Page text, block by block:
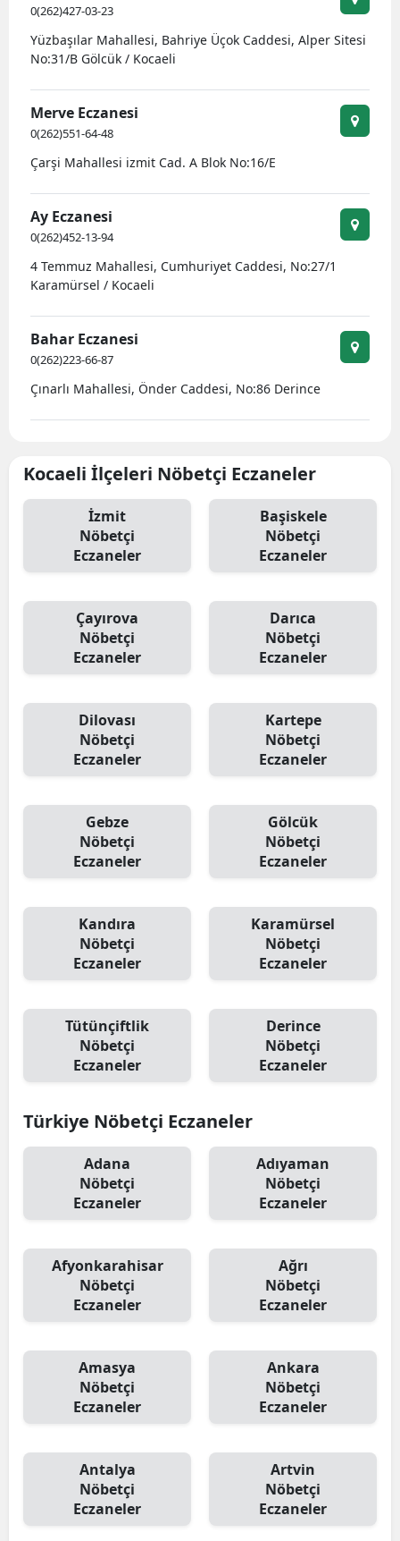
0(262)427-03-23
Yüzbaşılar Mahallesi, Bahriye Üçok Caddesi, Alper Sitesi
No:31/B Gölcük / Kocaeli
Merve Eczanesi
0(262)551-64-48
Çarşi Mahallesi izmit Cad. A Blok No:16/E
Ay Eczanesi
0(262)452-13-94
4 Temmuz Mahallesi, Cumhuriyet Caddesi, No:27/1
Karamürsel / Kocaeli
Bahar Eczanesi
0(262)223-66-87
Çınarlı Mahallesi, Önder Caddesi, No:86 Derince
Kocaeli İlçeleri Nöbetçi Eczaneler
İzmit
Nöbetçi
Eczaneler
Başiskele
Nöbetçi
Eczaneler
Çayırova
Nöbetçi
Eczaneler
Darıca
Nöbetçi
Eczaneler
Dilovası
Nöbetçi
Eczaneler
Kartepe
Nöbetçi
Eczaneler
Gebze
Nöbetçi
Eczaneler
Gölcük
Nöbetçi
Eczaneler
Kandıra
Nöbetçi
Eczaneler
Karamürsel
Nöbetçi
Eczaneler
Tütünçiftlik
Nöbetçi
Eczaneler
Derince
Nöbetçi
Eczaneler
Türkiye Nöbetçi Eczaneler
Adana
Nöbetçi
Eczaneler
Adıyaman
Nöbetçi
Eczaneler
Afyonkarahisar
Nöbetçi
Eczaneler
Ağrı
Nöbetçi
Eczaneler
Amasya
Nöbetçi
Eczaneler
Ankara
Nöbetçi
Eczaneler
Antalya
Nöbetçi
Eczaneler
Artvin
Nöbetçi
Eczaneler